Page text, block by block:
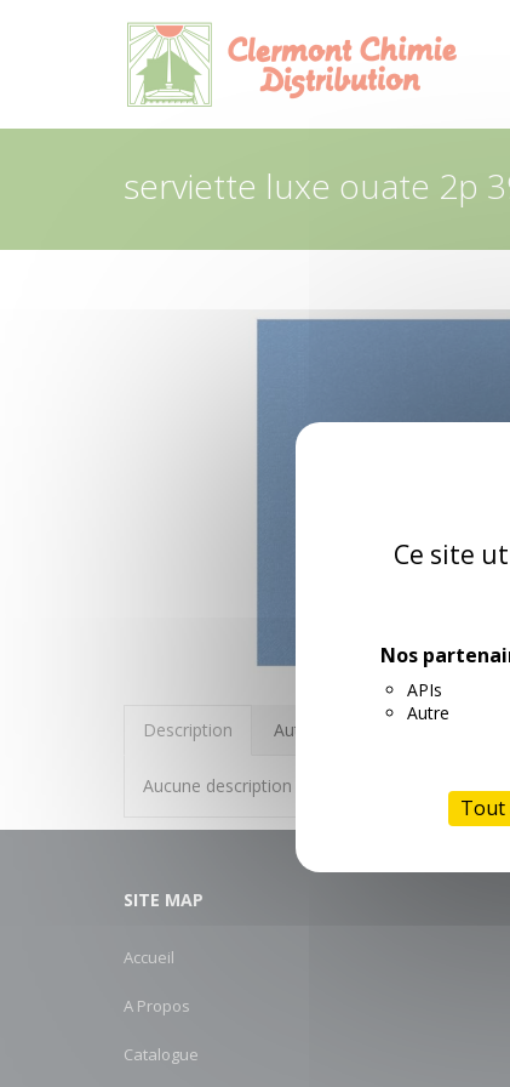
Ce site
Nos
APIs
Autre
Tout
serviette luxe ouate 2p
Description Autres informations
Aucune description n'est disponible
SITE MAP
Accueil
A Propos
Catalogue